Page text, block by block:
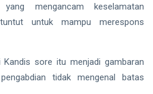
mengancam keselamatan
untuk mampu merespons
sore itu menjadi gambaran
tidak mengenal batas